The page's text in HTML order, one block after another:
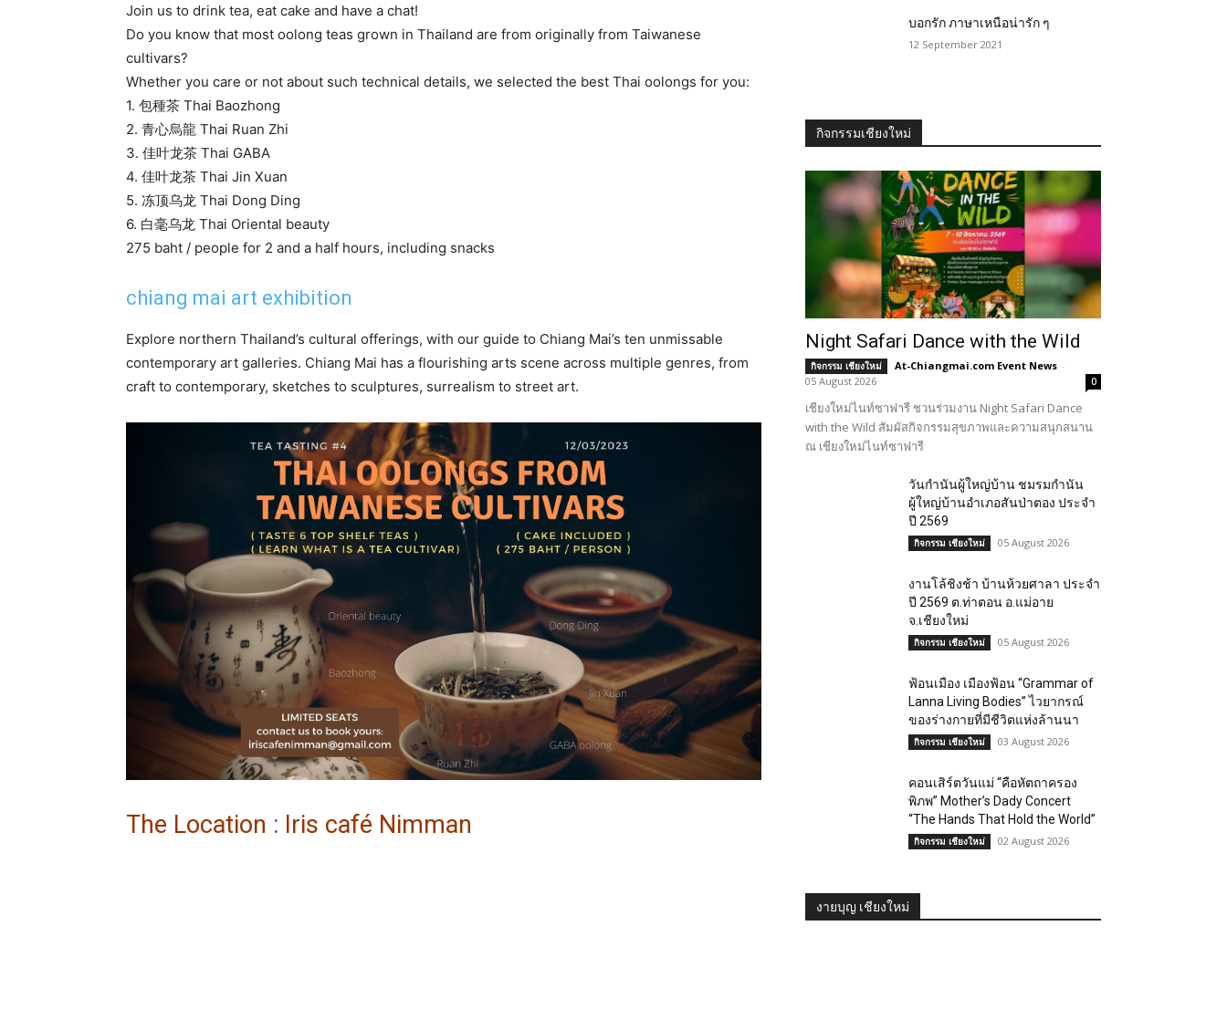
Join us to drink tea, eat cake and have a chat!
Do you know that most oolong teas grown in Thailand are from originally from Taiwanese
cultivars?
Whether you care or not about such technical details, we selected the best Thai oolongs for you:
1. 包種茶 Thai Baozhong
2. 青心烏龍 Thai Ruan Zhi
3. 佳叶龙茶 Thai GABA
4. 佳叶龙茶 Thai Jin Xuan
5. 冻顶乌龙 Thai Dong Ding
6. 白毫乌龙 Thai Oriental beauty
275 baht / people for 2 and a half hours, including snacks
chiang mai art exhibition
Explore northern Thailand’s cultural offerings, with our guide to Chiang Mai’s ten unmissable
contemporary art galleries. Chiang Mai has a flourishing arts scene across multiple genres, from
craft to contemporary, sketches to sculptures, surrealism to street art.
The Location : Iris café Nimman
บอกรัก ภาษาเหนือน่ารัก ๆ
12 September 2021
กิจกรรมเชียงใหม่
Night Safari Dance with the Wild
กิจกรรม เชียงใหม่ At-Chiangmai.com Event News -
05 August 2026
0
เชียงใหม่ไนท์ซาฟารี ชวนร่วมงาน Night Safari Dance
with the Wild สัมผัสกิจกรรมสุขภาพและความสนุกสนาน
ณ เชียงใหม่ไนท์ซาฟารี
วันกำนันผู้ใหญ่บ้าน ชมรมกำนัน
ผู้ใหญ่บ้านอำเภอสันป่าตอง ประจำ
ปี 2569
กิจกรรม เชียงใหม่ 05 August 2026
งานโล้ชิงช้า บ้านห้วยศาลา ประจำ
ปี 2569 ต.ท่าตอน อ.แม่อาย
จ.เชียงใหม่
กิจกรรม เชียงใหม่ 05 August 2026
ฟ้อนเมือง เมืองฟ้อน “Grammar of
Lanna Living Bodies” ไวยากรณ์
ของร่างกายที่มีชีวิตแห่งล้านนา
กิจกรรม เชียงใหม่ 03 August 2026
คอนเสิร์ตวันแม่ “คือหัตถาครอง
พิภพ” Mother’s Dady Concert
“The Hands That Hold the World”
กิจกรรม เชียงใหม่ 02 August 2026
งายบุญ เชียงใหม่